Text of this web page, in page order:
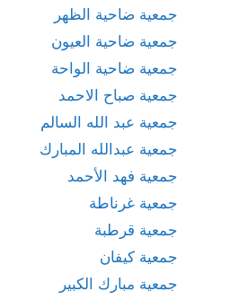
جمعية ضاحية الظهر
جمعية ضاحية العيون
جمعية ضاحية الواحة
جمعية صباح الاحمد
جمعية عبد الله السالم
جمعية عبدالله المبارك
جمعية فهد الأحمد
جمعية غرناطة
جمعية قرطبة
جمعية كيفان
جمعية مبارك الكبير